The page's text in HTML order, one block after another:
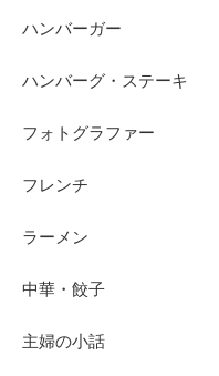
ハンバーガー
ハンバーグ・ステーキ
フォトグラファー
フレンチ
ラーメン
中華・餃子
主婦の小話